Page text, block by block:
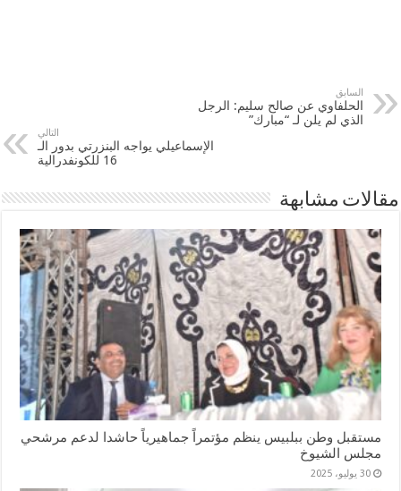
السابق
الحلفاوي عن صالح سليم: الرجل
الذي لم يلن لـ “مبارك”
التالي
الإسماعيلي يواجه البنزرتي بدور الـ
16 للكونفدرالية
مقالات مشابهة
مستقبل وطن ببلبيس ينظم مؤتمراً جماهيرياً حاشدا لدعم مرشحي
مجلس الشيوخ
30 يوليو، 2025